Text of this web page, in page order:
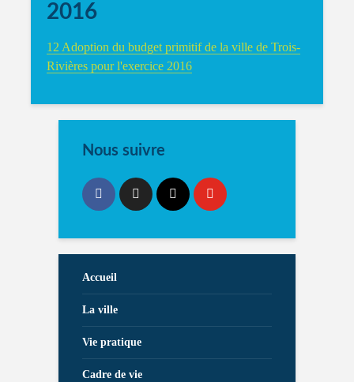
2016
12 Adoption du budget primitif de la ville de Trois-
Rivières pour l'exercice 2016
Nous suivre
Accueil
La ville
Vie pratique
Cadre de vie